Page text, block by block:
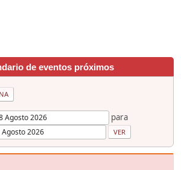
de eventos próximos
para